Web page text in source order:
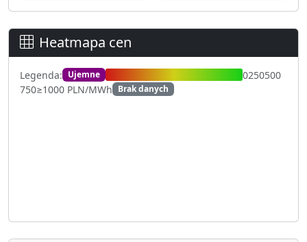
Heatmapa cen
Legenda: Ujemne 0250500
750≥1000 PLN/MWh Brak danych